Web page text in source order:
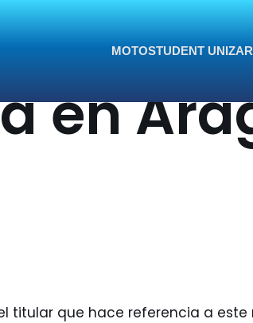
MOTOSTUDENT UNIZAR
en
titular que hace referencia a